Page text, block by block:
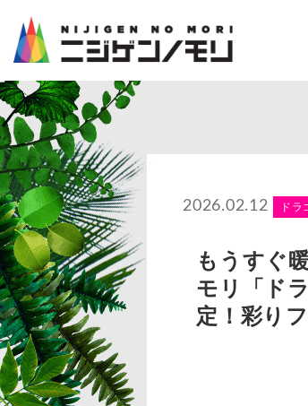
2026.02.12 ドラ
もうすぐ
モリ「ド
定！彩り